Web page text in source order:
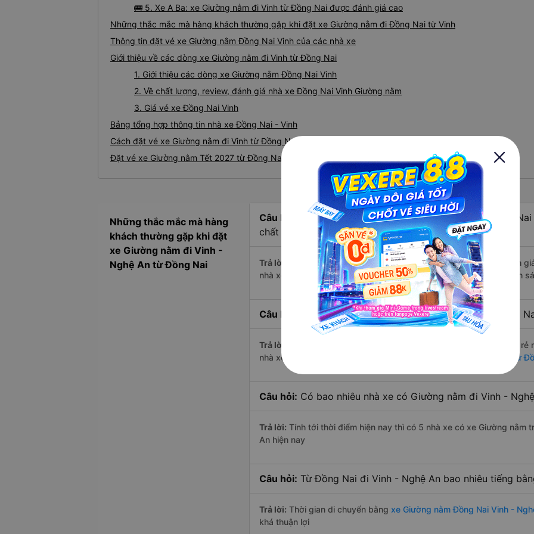
🚌 5. Xe A Ba: xe Giường nằm đi Vinh từ Đồng Nai được đánh giá cao
Những thắc mắc mà hàng khách thường gặp khi đặt xe Giường nằm đi Đồng Nai từ Vinh
Thông tin đặt vé xe Giường nằm Đồng Nai Vinh của các nhà xe
Giới thiệu về các dòng xe Giường nằm đi Vinh từ Đồng Nai
1. Giới thiệu các dòng xe Giường nằm Đồng Nai Vinh
2. Về chất lượng, review, đánh giá nhà xe Đồng Nai Vinh Giường nằm
3. Giá vé xe Đồng Nai Vinh
Bảng tổng hợp thông tin nhà xe Đồng Nai - Vinh
Cách đặt vé xe Giường nằm đi Vinh từ Đồng Nai nhanh và uy tín nhất
Đặt vé xe Giường nằm Tết 2027 từ Đồng Nai đi Vinh
Những thắc mắc mà hàng
khách thường gặp khi đặt
xe Giường nằm đi Vinh -
Nghệ An từ Đồng Nai
Câu hỏi:
Nhà xe Giường nằm đi Vinh - Nghệ An từ Đồng
chất lượng tốt nhất?
Trả lời:
Nhà xe Giường nằm đi Đồng Nai Vinh - Nghệ An được đánh
nhà xe Hoàng Long (Đỏ), Tân Aba, Hoàng Long - Hà Nội. Xem danh
Câu hỏi: Hãng Xe Giường nằm đi Vinh - Nghệ An từ Đồng
Trả lời:
Hãng xe Giường nằm đi Vinh - Nghệ An từ Đồng Nai có giá
nhà xe Ngọc Phát. Xem danh sách đầy đủ:
Xe đi Vinh - Nghệ An từ
Câu hỏi: Có bao nhiêu nhà xe có Giường nằm đi Vinh -
Trả lời: Tính tới thời điểm hiện nay thì có 5 nhà xe có xe Giường nằm
An hiện nay
Câu hỏi: Từ Đồng Nai đi Vinh - Nghệ An bao nhiêu tiếng
Trả lời: Thời gian di chuyển bằng xe Giường nằm Đồng Nai Vinh -
khá thuận lợi